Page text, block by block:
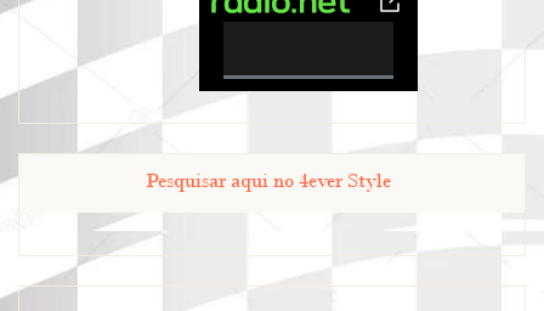
0%
Pesquisar aqui no 4ever Style